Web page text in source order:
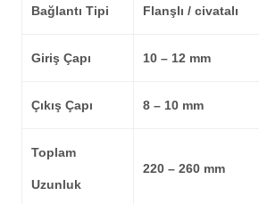
Bağlantı Tipi Flanşlı / civatalı
Giriş Çapı 10 – 12 mm
Çıkış Çapı 8 – 10 mm
Toplam
Uzunluk
220 – 260 mm